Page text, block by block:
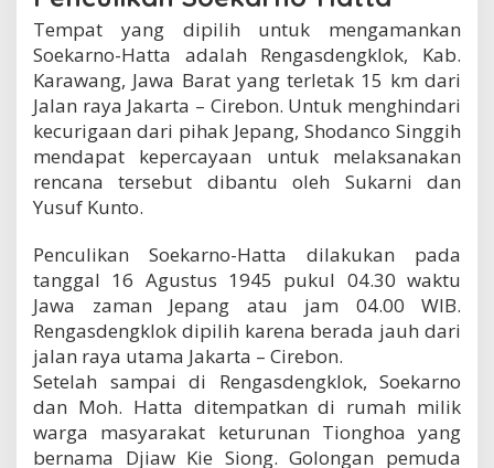
Tempat yang dipilih untuk mengamankan
Soekarno-Hatta adalah Rengasdengklok, Kab.
Karawang, Jawa Barat yang terletak 15 km dari
Jalan raya Jakarta – Cirebon. Untuk menghindari
kecurigaan dari pihak Jepang, Shodanco Singgih
mendapat kepercayaan untuk melaksanakan
rencana tersebut dibantu oleh Sukarni dan
Yusuf Kunto.
Penculikan Soekarno-Hatta dilakukan pada
tanggal 16 Agustus 1945 pukul 04.30 waktu
Jawa zaman Jepang atau jam 04.00 WIB.
Rengasdengklok dipilih karena berada jauh dari
jalan raya utama Jakarta – Cirebon.
Setelah sampai di Rengasdengklok, Soekarno
dan Moh. Hatta ditempatkan di rumah milik
warga masyarakat keturunan Tionghoa yang
bernama Djiaw Kie Siong. Golongan pemuda